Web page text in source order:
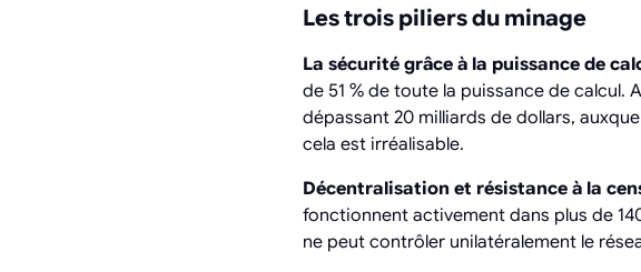
Les trois piliers du minage
La sécurité grâce à la puissance de
de 51 % de toute la puissance de
dépassant 20 milliards de dollars,
cela est irréalisable.
Décentralisation et résistance à la
fonctionnent activement dans plus de
ne peut contrôler unilatéralement le